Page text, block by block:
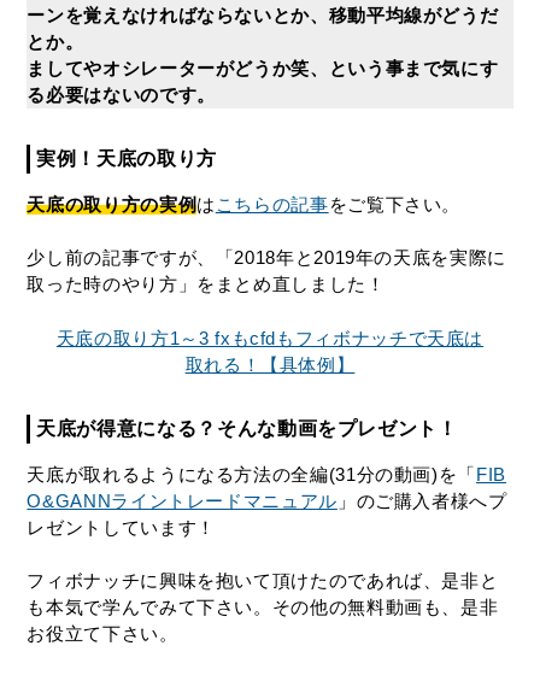
ーンを覚えなければならないとか、移動平均線がどうだ
とか。
ましてやオシレーターがどうか笑、という事まで気にす
る必要はないのです。
実例！天底の取り方
天底の取り方の実例は こちらの記事をご覧下さい。
少し前の記事ですが、「2018年と2019年の天底を実際に
取った時のやり方」をまとめ直しました！
天底の取り方1～3 fxもcfdもフィボナッチで天底は
取れる！【具体例】
天底が得意になる？そんな動画をプレゼント！
天底が取れるようになる方法の全編(31分の動画)を「FIB
O&GANNライントレードマニュアル 」のご購入者様へプ
レゼントしています！
フィボナッチに興味を抱いて頂けたのであれば、是非と
も本気で学んでみて下さい。その他の無料動画も、是非
お役立て下さい。